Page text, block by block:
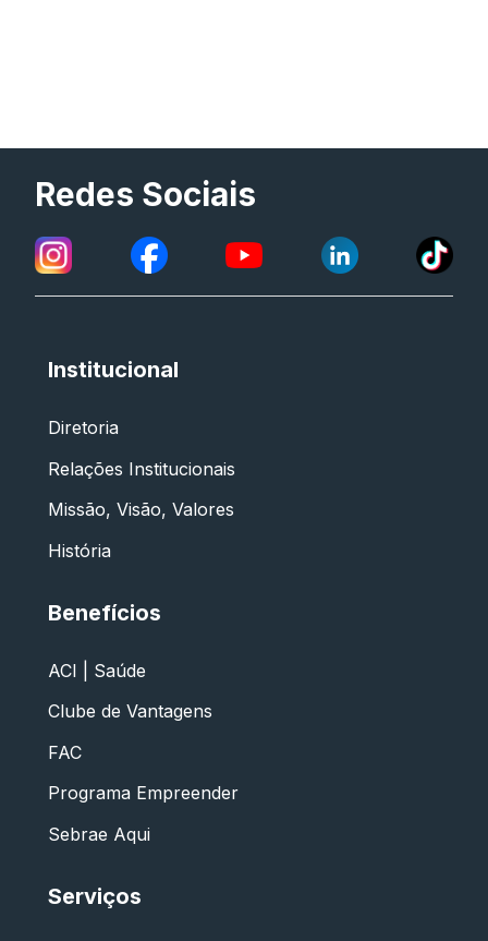
Redes Sociais
Institucional
Diretoria
Relações Institucionais
Missão, Visão, Valores
História
Benefícios
ACI | Saúde
Clube de Vantagens
FAC
Programa Empreender
Sebrae Aqui
Serviços